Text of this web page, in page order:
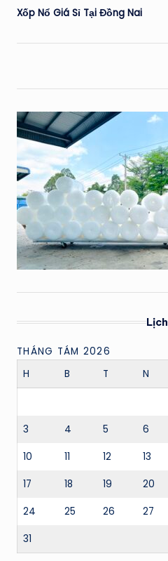
Xốp Nổ Giá Sỉ Tại Đồng Nai
Lịch
THÁNG TÁM 2026
H
B T N
3 4 5 6
10 11 12 13
17 18 19 20
24 25 26 27
31